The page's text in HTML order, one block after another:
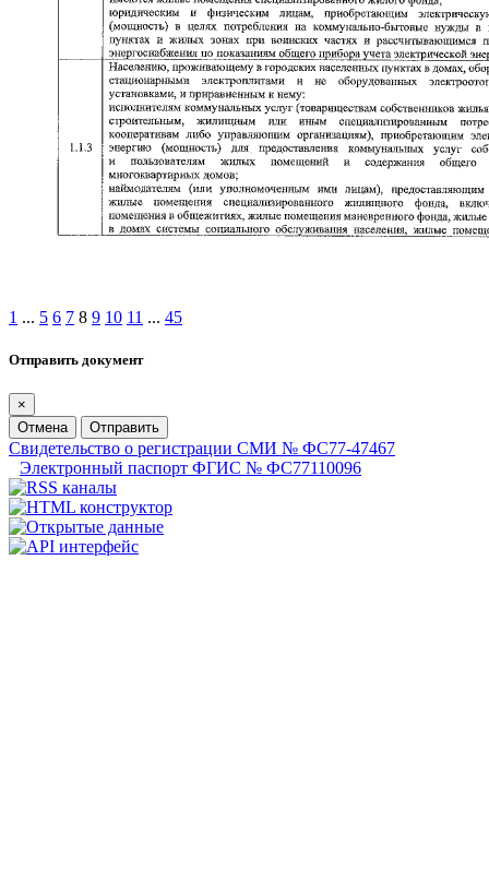
1 ... 5 6 7 8 9 10 11 ... 45
Отправить документ
×
Отмена
Отправить
Свидетельство о регистрации СМИ № ФС77-47467
Электронный паспорт ФГИС № ФС77110096